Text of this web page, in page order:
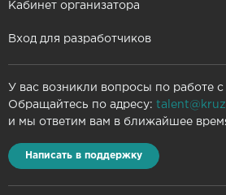
Кабинет организатора
Вход для разработчиков
У вас возникли вопросы по работе
Обращайтесь по адресу:
и мы ответим вам в ближайшее
Написать в поддержку